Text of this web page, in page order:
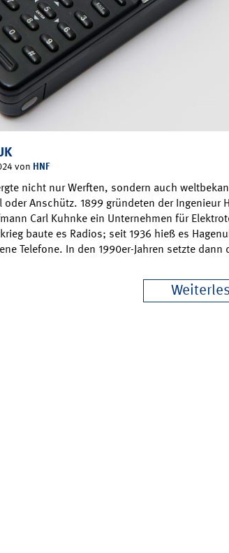
von HNF
nicht nur Werften, sondern auch
oder Anschütz. 1899 gründeten der Ingenieur
Carl Kuhnke ein Unternehmen für
baute es Radios; seit 1936 hieß es
Telefone. In den 1990er-Jahren setzte dann